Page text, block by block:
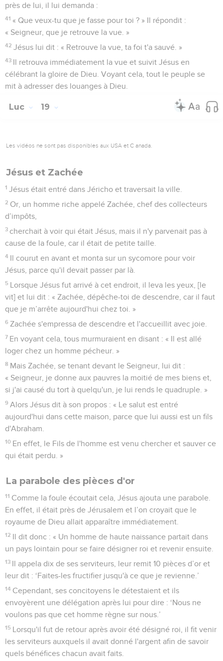
près de lui, il lui demanda :
41 « Que veux-tu que je fasse pour toi ? » Il répondit :
« Seigneur, que je retrouve la vue. »
42 Jésus lui dit : « Retrouve la vue, ta foi t'a sauvé. »
43 Il retrouva immédiatement la vue et suivit Jésus en
célébrant la gloire de Dieu. Voyant cela, tout le peuple se
mit à adresser des louanges à Dieu.
Luc 19
Les vidéos ne sont pas disponibles aux USA et C anada.
Jésus et Zachée
1 Jésus était entré dans Jéricho et traversait la ville.
2 Or, un homme riche appelé Zachée, chef des collecteurs
d’impôts,
3 cherchait à voir qui était Jésus, mais il n'y parvenait pas à
cause de la foule, car il était de petite taille.
4 Il courut en avant et monta sur un sycomore pour voir
Jésus, parce qu'il devait passer par là.
5 Lorsque Jésus fut arrivé à cet endroit, il leva les yeux, [le
vit] et lui dit : « Zachée, dépêche-toi de descendre, car il faut
que je m’arrête aujourd'hui chez toi. »
6 Zachée s'empressa de descendre et l'accueillit avec joie.
7 En voyant cela, tous murmuraient en disant : « Il est allé
loger chez un homme pécheur. »
8 Mais Zachée, se tenant devant le Seigneur, lui dit :
« Seigneur, je donne aux pauvres la moitié de mes biens et,
si j'ai causé du tort à quelqu'un, je lui rends le quadruple. »
9 Alors Jésus dit à son propos : « Le salut est entré
aujourd'hui dans cette maison, parce que lui aussi est un fils
d'Abraham.
10 En effet, le Fils de l'homme est venu chercher et sauver ce
qui était perdu. »
La parabole des pièces d'or
11 Comme la foule écoutait cela, Jésus ajouta une parabole.
En effet, il était près de Jérusalem et l’on croyait que le
royaume de Dieu allait apparaître immédiatement.
12 Il dit donc : « Un homme de haute naissance partait dans
un pays lointain pour se faire désigner roi et revenir ensuite.
13 Il appela dix de ses serviteurs, leur remit 10 pièces d’or et
leur dit : ‘Faites-les fructifier jusqu'à ce que je revienne.’
14 Cependant, ses concitoyens le détestaient et ils
envoyèrent une délégation après lui pour dire : ‘Nous ne
voulons pas que cet homme règne sur nous.’
15 Lorsqu'il fut de retour après avoir été désigné roi, il fit venir
les serviteurs auxquels il avait donné l'argent afin de savoir
quels bénéfices chacun avait faits.